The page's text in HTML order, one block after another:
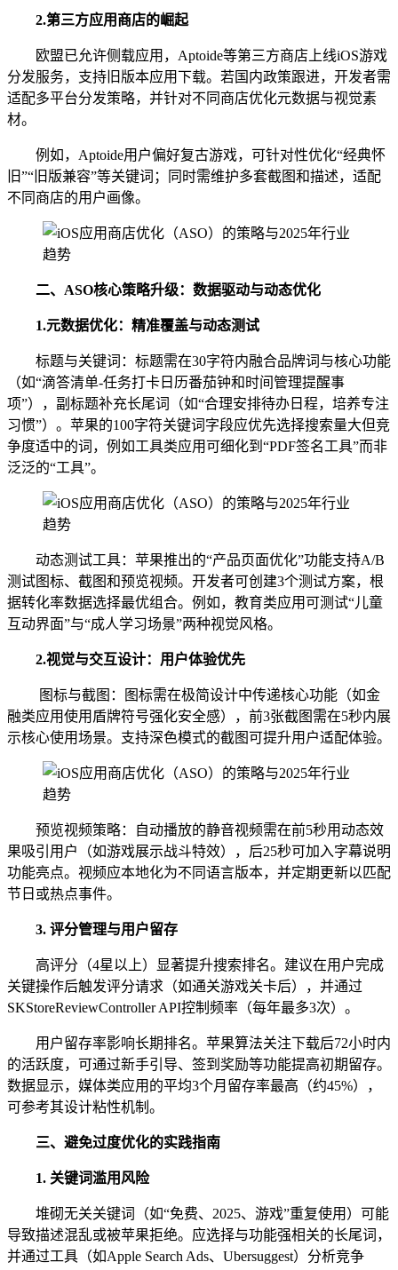
2.第三方应用商店的崛起
欧盟已允许侧载应用，Aptoide等第三方商店上线iOS游戏
分发服务，支持旧版本应用下载。若国内政策跟进，开发者需
适配多平台分发策略，并针对不同商店优化元数据与视觉素
材。
例如，Aptoide用户偏好复古游戏，可针对性优化“经典怀
旧”“旧版兼容”等关键词；同时需维护多套截图和描述，适配
不同商店的用户画像。
二、ASO核心策略升级：数据驱动与动态优化
1.元数据优化：精准覆盖与动态测试
标题与关键词：标题需在30字符内融合品牌词与核心功能
（如“滴答清单-任务打卡日历番茄钟和时间管理提醒事
项”），副标题补充长尾词（如“合理安排待办日程，培养专注
习惯”）。苹果的100字符关键词字段应优先选择搜索量大但竞
争度适中的词，例如工具类应用可细化到“PDF签名工具”而非
泛泛的“工具”。
动态测试工具：苹果推出的“产品页面优化”功能支持A/B
测试图标、截图和预览视频。开发者可创建3个测试方案，根
据转化率数据选择最优组合。例如，教育类应用可测试“儿童
互动界面”与“成人学习场景”两种视觉风格。
2.视觉与交互设计：用户体验优先
图标与截图：图标需在极简设计中传递核心功能（如金
融类应用使用盾牌符号强化安全感），前3张截图需在5秒内展
示核心使用场景。支持深色模式的截图可提升用户适配体验。
预览视频策略：自动播放的静音视频需在前5秒用动态效
果吸引用户（如游戏展示战斗特效），后25秒可加入字幕说明
功能亮点。视频应本地化为不同语言版本，并定期更新以匹配
节日或热点事件。
3. 评分管理与用户留存
高评分（4星以上）显著提升搜索排名。建议在用户完成
关键操作后触发评分请求（如通关游戏关卡后），并通过
SKStoreReviewController API控制频率（每年最多3次）。
用户留存率影响长期排名。苹果算法关注下载后72小时内
的活跃度，可通过新手引导、签到奖励等功能提高初期留存。
数据显示，媒体类应用的平均3个月留存率最高（约45%），
可参考其设计粘性机制。
三、避免过度优化的实践指南
1. 关键词滥用风险
堆砌无关关键词（如“免费、2025、游戏”重复使用）可能
导致描述混乱或被苹果拒绝。应选择与功能强相关的长尾词，
并通过工具（如Apple Search Ads、Ubersuggest）分析竞争